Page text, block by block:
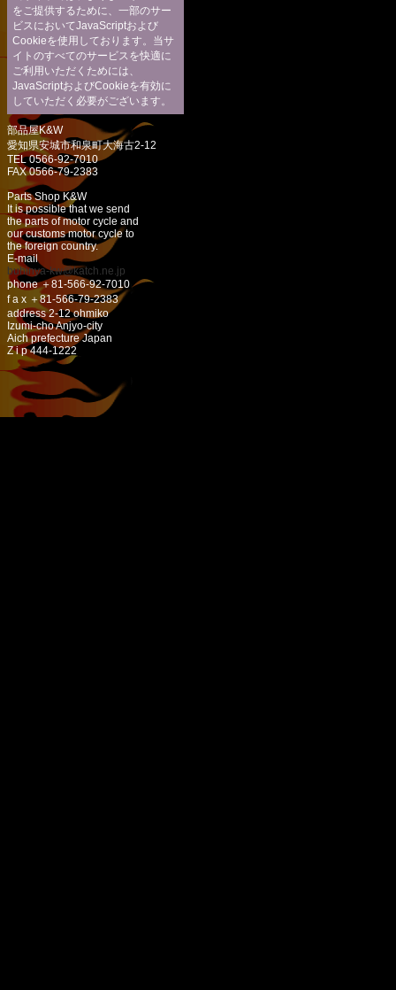
をご提供するために、一部のサー
ビスにおいてJavaScriptおよび
Cookieを使用しております。当サ
イトのすべてのサービスを快適に
ご利用いただくためには、
JavaScriptおよびCookieを有効に
していただく必要がございます。
部品屋K&W
愛知県安城市和泉町大海古2-12
TEL 0566-92-7010
FAX 0566-79-2383
Parts Shop K&W
It is possible that we send
the parts of motor cycle and
our customs motor cycle to
the foreign country.
E-mail
buhinya-kw@katch.ne.jp
phone ＋81-566-92-7010
f a x ＋81-566-79-2383
address 2-12 ohmiko
Izumi-cho Anjyo-city
Aich prefecture Japan
Z i p 444-1222